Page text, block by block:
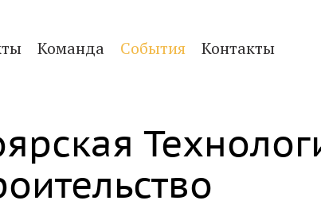
Команда События Контакты